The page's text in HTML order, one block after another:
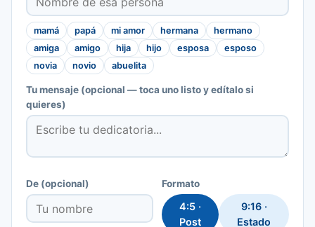
mamá papá mi amor hermana
hermano
amiga
amigo hija hijo esposa
esposo
novia
novio abuelita
Tu mensaje (opcional — toca uno listo y edítalo si
quieres)
De (opcional) Formato
4:5 ·
Post
9:16 ·
Estado